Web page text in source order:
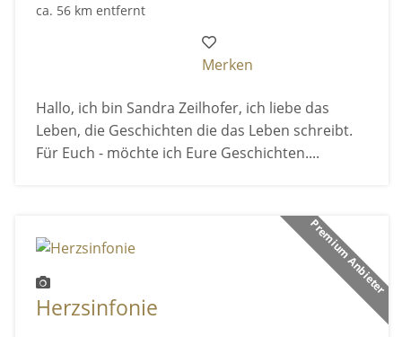
ca. 56 km entfernt
Merken
Hallo, ich bin Sandra Zeilhofer, ich liebe das
Leben, die Geschichten die das Leben schreibt.
Für Euch - möchte ich Eure Geschichten....
Premium Anbieter
Herzsinfonie